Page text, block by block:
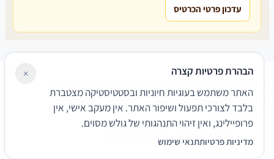
עדכון פרטי הכרטיס
שירותים משפטיים
דרושים צור קשר נגישותפרטיות
תנאי שימוש
© 2026 הפירמה. כל הזכויות שמורות.
הבהרת פרטיות קצרה
האתר משתמש בעוגיות חיוניות ובסטטיסטיקה מצטברת
בלבד לצורכי תפעול ושיפור האתר. אין מעקב אישי, אין
פרופיילינג, ואין זיהוי התנהגותי של גולש מסוים.
מדיניות פרטיותתנאי שימוש
×